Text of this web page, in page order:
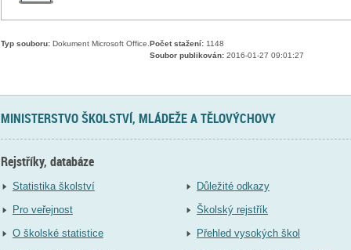
Typ souboru:Dokument Microsoft Office. Počet stažení:1148
Soubor publikován:2016-01-27 09:01:27
MINISTERSTVO ŠKOLSTVÍ, MLÁDEŽE A TĚLOVÝCHOVY
Rejstříky, databáze
Statistika školství
Pro veřejnost
O školské statistice
Důležité odkazy
Školský rejstřík
Přehled vysokých škol